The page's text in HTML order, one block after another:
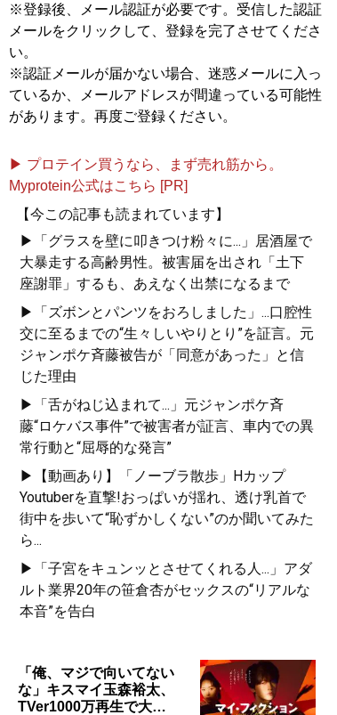
※登録後、メール認証が必要です。受信した認証
メールをクリックして、登録を完了させてくださ
い。
※認証メールが届かない場合、迷惑メールに入っ
ているか、メールアドレスが間違っている可能性
があります。再度ご登録ください。
▶ プロテイン買うなら、まず売れ筋から。
Myprotein公式はこちら [PR]
【今この記事も読まれています】
▶「グラスを壁に叩きつけ粉々に...」居酒屋で
大暴走する高齢男性。被害届を出され「土下
座謝罪」するも、あえなく出禁になるまで
▶「ズボンとパンツをおろしました」...口腔性
交に至るまでの“生々しいやりとり”を証言。元
ジャンポケ斉藤被告が「同意があった」と信
じた理由
▶「舌がねじ込まれて...」元ジャンポケ斉
藤“ロケバス事件”で被害者が証言、車内での異
常行動と“屈辱的な発言”
▶【動画あり】「ノーブラ散歩」Hカップ
Youtuberを直撃!おっぱいが揺れ、透け乳首で
街中を歩いて“恥ずかしくない”のか聞いてみた
ら...
▶「子宮をキュンッとさせてくれる人...」アダ
ルト業界20年の笹倉杏がセックスの“リアルな
本音”を告白
「俺、マジで向いてない
な」キスマイ玉森裕太、
TVer1000万再生で大…